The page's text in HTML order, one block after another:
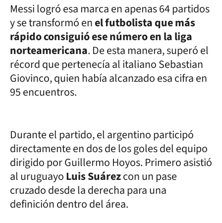
Messi logró esa marca en apenas 64 partidos
y se transformó enel futbolista que más
rápido consiguió ese número en la liga
norteamericana. De esta manera, superó el
récord que pertenecía al italiano Sebastian
Giovinco, quien había alcanzado esa cifra en
95 encuentros.
Durante el partido, el argentino participó
directamente en dos de los goles del equipo
dirigido por Guillermo Hoyos. Primero asistió
al uruguayoLuis Suárezcon un pase
cruzado desde la derecha para una
definición dentro del área.